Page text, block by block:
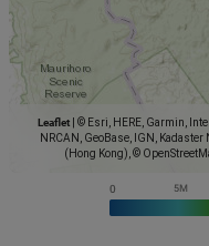
Leaflet
© Esri, HERE, Garmin,
NRCAN, GeoBase, IGN,
(Hong Kong), ©